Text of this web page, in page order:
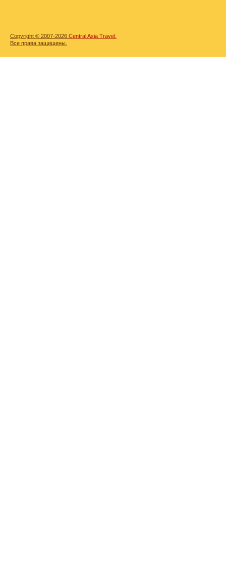
Copyright © 2007-2026 Central Asia Travel.
Все права защищены.